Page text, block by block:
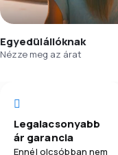
Egyedülállóknak
Nézze meg az árat
Legalacsonyabb
ár garancia
Ennél olcsóbban nem